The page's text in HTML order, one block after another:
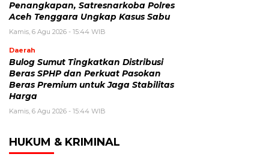
Penangkapan, Satresnarkoba Polres
Aceh Tenggara Ungkap Kasus Sabu
Kamis, 6 Agu 2026 - 15:44 WIB
Daerah
Bulog Sumut Tingkatkan Distribusi
Beras SPHP dan Perkuat Pasokan
Beras Premium untuk Jaga Stabilitas
Harga
Kamis, 6 Agu 2026 - 15:44 WIB
HUKUM & KRIMINAL